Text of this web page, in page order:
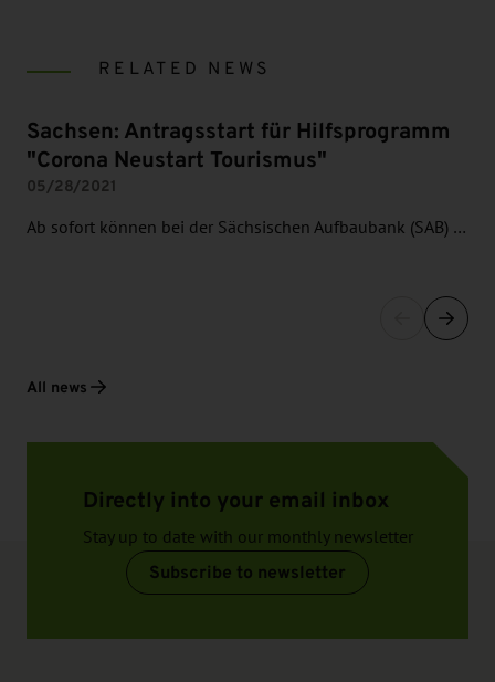
RELATED NEWS
Sachsen: Antragsstart für Hilfsprogramm
"Corona Neustart Tourismus"
05/28/2021
Ab sofort können bei der Sächsischen Aufbaubank (SAB) …
All news
Directly into your email inbox
Stay up to date with our monthly newsletter
Subscribe to newsletter